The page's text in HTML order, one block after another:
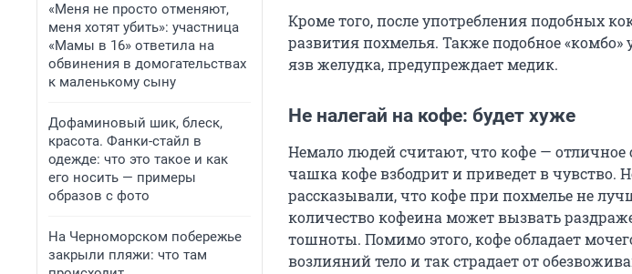
«Меня не просто отменяют,
меня хотят убить»: участница
«Мамы в 16» ответила на
обвинения в домогательствах
к маленькому сыну
Дофаминовый шик, блеск,
красота. Фанки-стайл в
одежде: что это такое и как
его носить — примеры
образов с фото
На Черноморском побережье
закрыли пляжи: что там
Кроме того, после употребления подобных
развития похмелья. Также подобное
язв желудка, предупреждает медик.
Не налегай на кофе: будет хуже
Немало людей считают, что кофе — отличное
чашка кофе взбодрит и приведет в чувство.
рассказывали, что кофе при похмелье не
количество кофеина может вызвать
тошноты. Помимо этого, кофе обладает
возлияний тело и так страдает от